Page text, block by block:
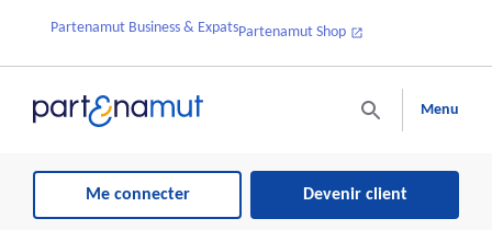
Partenamut Business & ExpatsPartenamut Shop
Menu
Me connecter Devenir client